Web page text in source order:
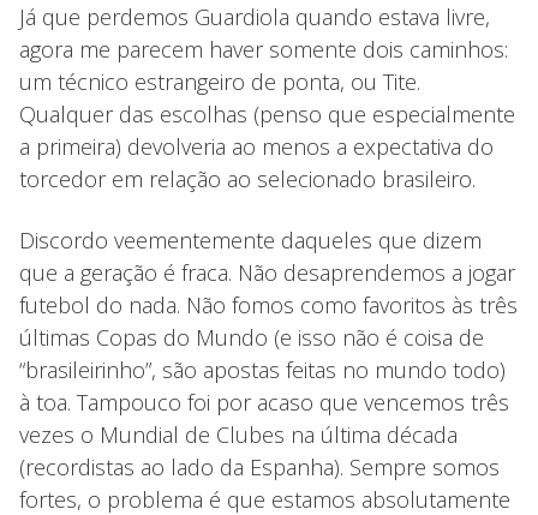
Já que perdemos Guardiola quando estava livre,
agora me parecem haver somente dois caminhos:
um técnico estrangeiro de ponta, ou Tite.
Qualquer das escolhas (penso que especialmente
a primeira) devolveria ao menos a expectativa do
torcedor em relação ao selecionado brasileiro.
Discordo veementemente daqueles que dizem
que a geração é fraca. Não desaprendemos a jogar
futebol do nada. Não fomos como favoritos às três
últimas Copas do Mundo (e isso não é coisa de
“brasileirinho”, são apostas feitas no mundo todo)
à toa. Tampouco foi por acaso que vencemos três
vezes o Mundial de Clubes na última década
(recordistas ao lado da Espanha). Sempre somos
fortes, o problema é que estamos absolutamente